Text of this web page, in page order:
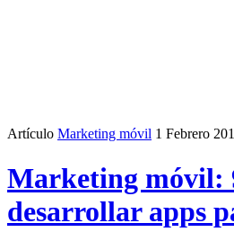
Artículo Marketing móvil 1 Febrero
Marketing móvil:
desarrollar apps